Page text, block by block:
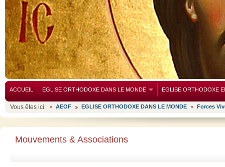
ACCUEIL EGLISE ORTHODOXE DANS LE MONDE EGLISE ORTHODOXE
Vous êtes ici: AEOF EGLISE ORTHODOXE DANS LE MONDE Forces
Mouvements & Associations